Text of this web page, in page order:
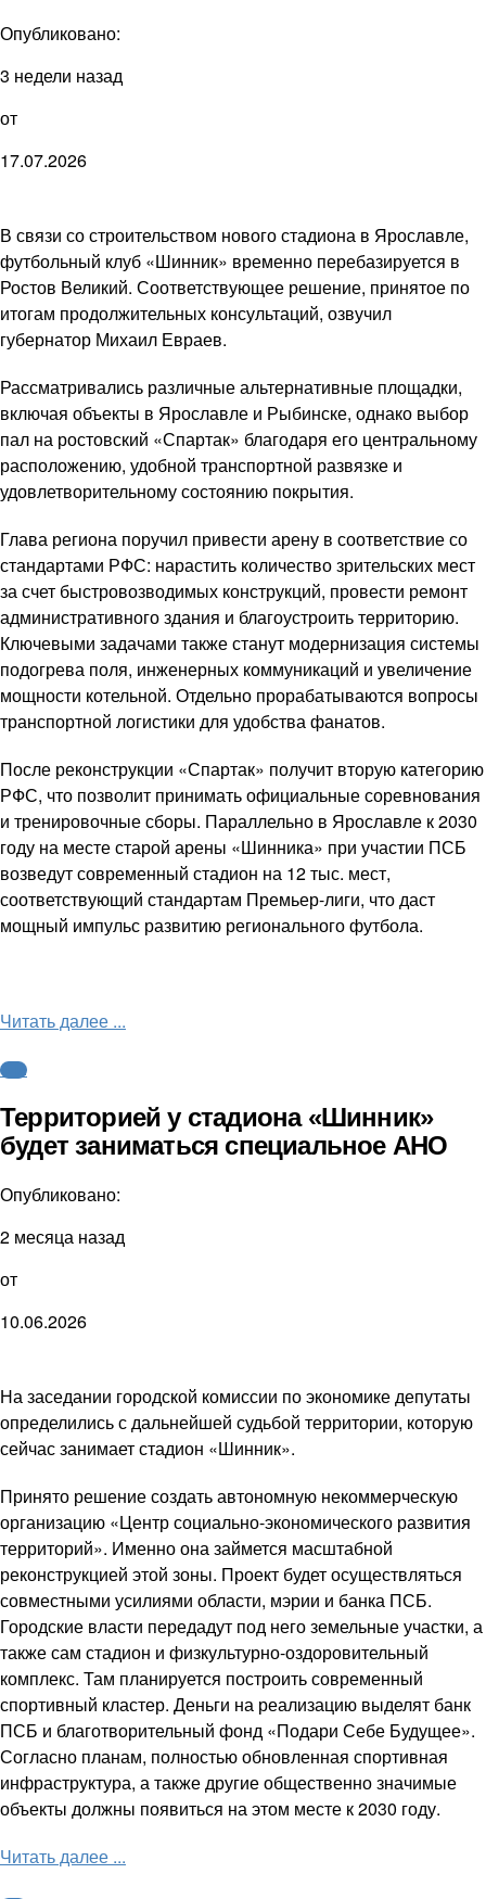
Опубликовано:
3 недели назад
от
17.07.2026
В связи со строительством нового стадиона в Ярославле,
футбольный клуб «Шинник» временно перебазируется в
Ростов Великий. Соответствующее решение, принятое по
итогам продолжительных консультаций, озвучил
губернатор Михаил Евраев.
Рассматривались различные альтернативные площадки,
включая объекты в Ярославле и Рыбинске, однако выбор
пал на ростовский «Спартак» благодаря его центральному
расположению, удобной транспортной развязке и
удовлетворительному состоянию покрытия.
Глава региона поручил привести арену в соответствие со
стандартами РФС: нарастить количество зрительских мест
за счет быстровозводимых конструкций, провести ремонт
административного здания и благоустроить территорию.
Ключевыми задачами также станут модернизация системы
подогрева поля, инженерных коммуникаций и увеличение
мощности котельной. Отдельно прорабатываются вопросы
транспортной логистики для удобства фанатов.
После реконструкции «Спартак» получит вторую категорию
РФС, что позволит принимать официальные соревнования
и тренировочные сборы. Параллельно в Ярославле к 2030
году на месте старой арены «Шинника» при участии ПСБ
возведут современный стадион на 12 тыс. мест,
соответствующий стандартам Премьер-лиги, что даст
мощный импульс развитию регионального футбола.
Читать далее ...
ФНЛ
Территорией у стадиона «Шинник»
будет заниматься специальное АНО
Опубликовано:
2 месяца назад
от
10.06.2026
На заседании городской комиссии по экономике депутаты
определились с дальнейшей судьбой территории, которую
сейчас занимает стадион «Шинник».
Принято решение создать автономную некоммерческую
организацию «Центр социально-экономического развития
территорий». Именно она займется масштабной
реконструкцией этой зоны. Проект будет осуществляться
совместными усилиями области, мэрии и банка ПСБ.
Городские власти передадут под него земельные участки, а
также сам стадион и физкультурно-оздоровительный
комплекс. Там планируется построить современный
спортивный кластер. Деньги на реализацию выделят банк
ПСБ и благотворительный фонд «Подари Себе Будущее».
Согласно планам, полностью обновленная спортивная
инфраструктура, а также другие общественно значимые
объекты должны появиться на этом месте к 2030 году.
Читать далее ...